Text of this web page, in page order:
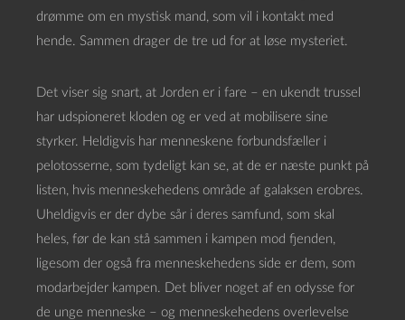
drømme om en mystisk mand, som vil i kontakt med
hende. Sammen drager de tre ud for at løse mysteriet.
Det viser sig snart, at Jorden er i fare – en ukendt trussel
har udspioneret kloden og er ved at mobilisere sine
styrker. Heldigvis har menneskene forbundsfæller i
pelotosserne, som tydeligt kan se, at de er næste punkt på
listen, hvis menneskehedens område af galaksen erobres.
Uheldigvis er der dybe sår i deres samfund, som skal
heles, før de kan stå sammen i kampen mod fjenden,
ligesom der også fra menneskehedens side er dem, som
modarbejder kampen. Det bliver noget af en odysse for
de unge menneske – og menneskehedens overlevelse